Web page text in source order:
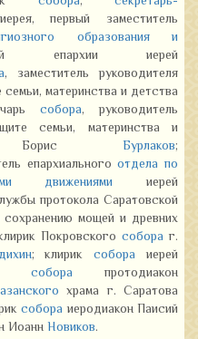
первый заместитель
образования и
епархии иерей
, заместитель руководителя
материнства и детства
собора, руководитель
семьи, материнства и
Борис Бурлаков;
епархиальногоотдела по
движениями иерей
протокола Саратовской
сохранению мощей и древних
Покровского собора г.
; клириксобора иерей
собора протодиакон
храма г. Саратова
собора иеродиакон Паисий
ИоаннНовиков.